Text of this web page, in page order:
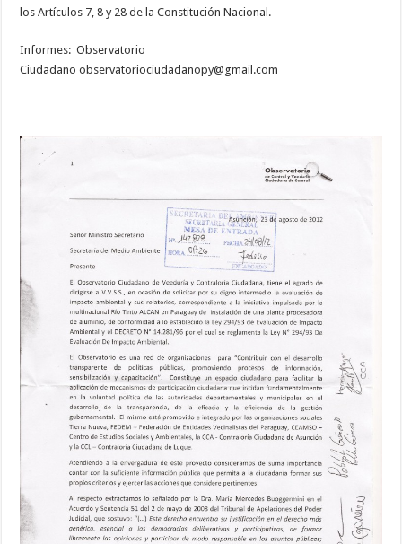
los Artículos 7, 8 y 28 de la Constitución Nacional.
Informes: Observatorio
Ciudadanoobservatoriociudadanopy@gmail.com